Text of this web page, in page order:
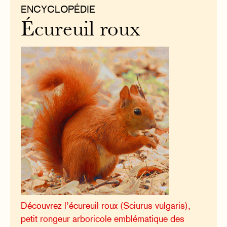
ENCYCLOPÉDIE
Écureuil roux
Découvrez l’écureuil roux (Sciurus vulgaris),
petit rongeur arboricole emblématique des